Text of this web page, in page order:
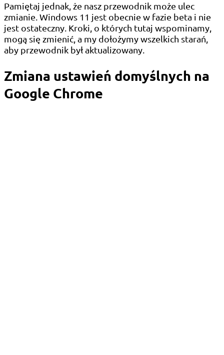
Pamiętaj jednak, że nasz przewodnik może ulec
zmianie. Windows 11 jest obecnie w fazie beta i nie
jest ostateczny. Kroki, o których tutaj wspominamy,
mogą się zmienić, a my dołożymy wszelkich starań,
aby przewodnik był aktualizowany.
Zmiana ustawień domyślnych na
Google Chrome